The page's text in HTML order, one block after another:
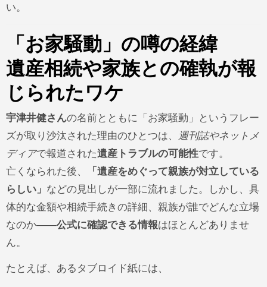
い。
「お家騒動」の噂の経緯
遺産相続や家族との確執が報
じられたワケ
宇津井健さんの名前とともに「お家騒動」というフレー
ズが取り沙汰された理由のひとつは、 週刊誌やネットメ
ディアで報道された遺産トラブルの可能性です。
亡くなられた後、
「遺産をめぐって親族が対立している
らしい」 などの見出しが一部に流れました。しかし、具
体的な金額や相続手続きの詳細、親族が誰でどんな立場
なのか――公式に確認できる情報はほとんどありませ
ん。
たとえば、あるタブロイド紙には、